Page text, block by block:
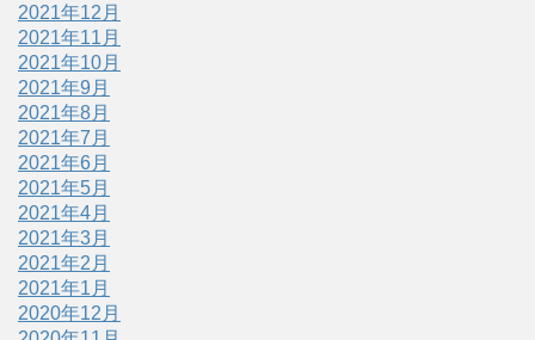
2021年12月
2021年11月
2021年10月
2021年9月
2021年8月
2021年7月
2021年6月
2021年5月
2021年4月
2021年3月
2021年2月
2021年1月
2020年12月